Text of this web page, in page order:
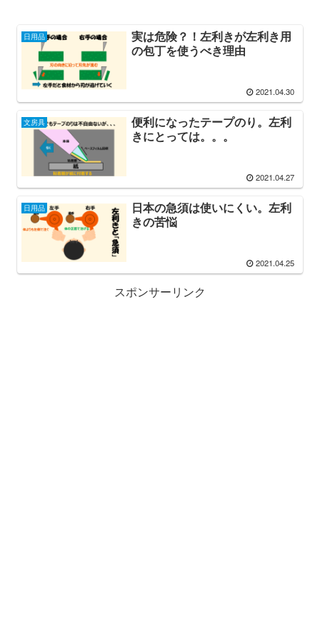
日用品
実は危険？！左利きが左利き用
の包丁を使うべき理由
2021.04.30
文房具
便利になったテープのり。左利
きにとっては。。。
2021.04.27
日用品
日本の急須は使いにくい。左利
きの苦悩
2021.04.25
スポンサーリンク